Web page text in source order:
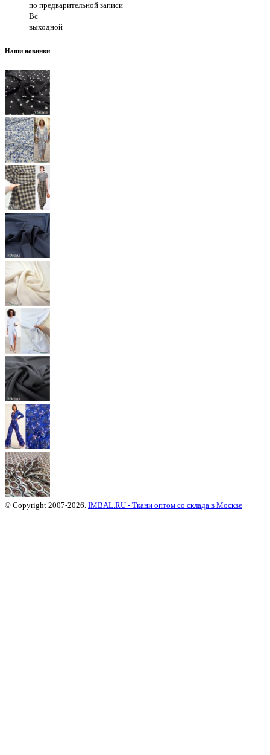
по предварительной записи
Вс
выходной
Наши новинки
© Copyright 2007-2026. IMBAL.RU - Ткани оптом со склада в Москве